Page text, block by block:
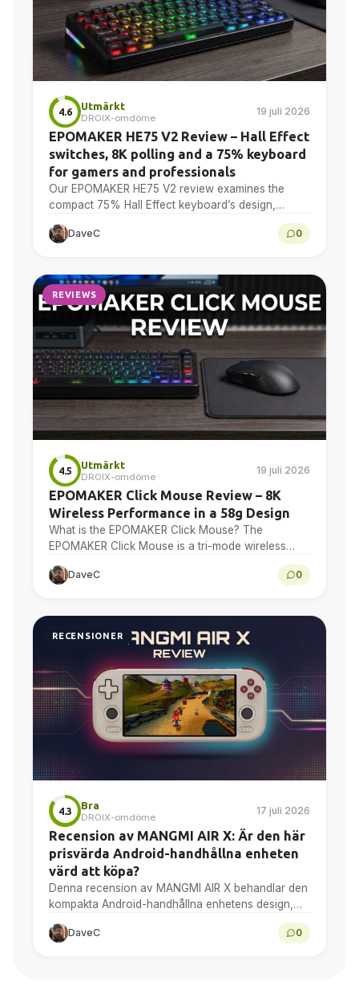
4.6
Utmärkt
DROIX-omdöme
19 juli 2026
EPOMAKER HE75 V2 Review – Hall Effect
switches, 8K polling and a 75% keyboard
for gamers and professionals
Our EPOMAKER HE75 V2 review examines the
compact 75% Hall Effect keyboard’s design,
adjustable actuation, sound treatment, 8K polling,
software, battery and multi-device connectivity.
DaveC 0
REVIEWS
4.5
Utmärkt
DROIX-omdöme
19 juli 2026
EPOMAKER Click Mouse Review – 8K
Wireless Performance in a 58g Design
What is the EPOMAKER Click Mouse? The
EPOMAKER Click Mouse is a tri-mode wireless
gaming mouse with a PAW3950 optical sensor, a
58g chassis,...
DaveC 0
RECENSIONER
4.3
Bra
DROIX-omdöme
17 juli 2026
Recension av MANGMI AIR X: Är den här
prisvärda Android-handhållna enheten
värd att köpa?
Denna recension av MANGMI AIR X behandlar den
kompakta Android-handhållna enhetens design,
Snapdragon 662, Android-spel, emulering,
DaveC 0